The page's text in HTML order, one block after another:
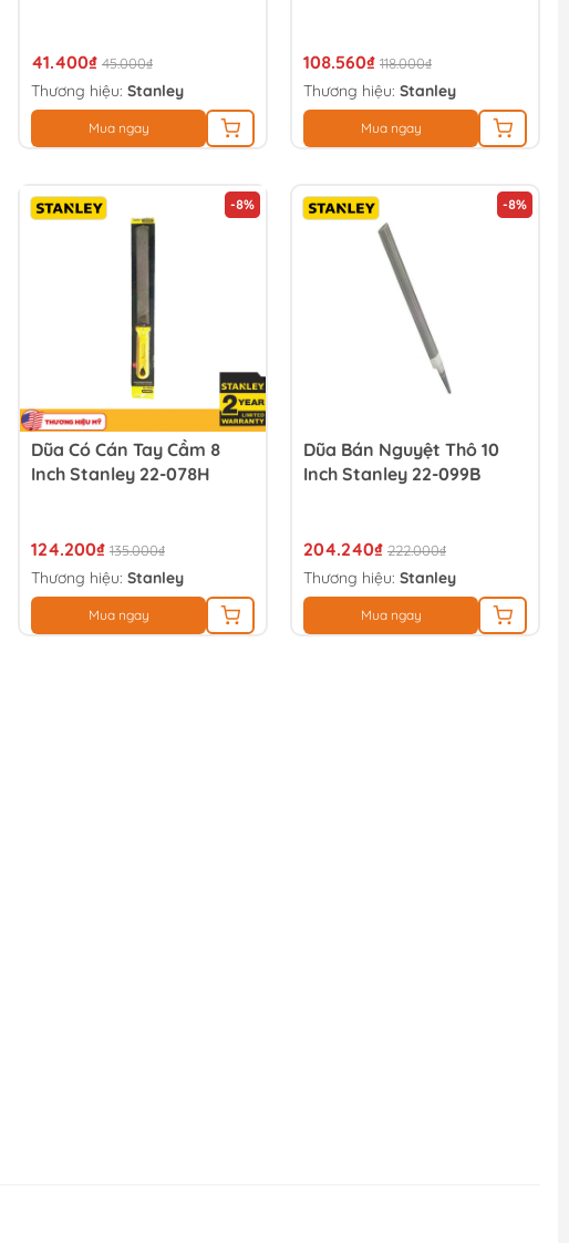
41.400₫ 45.000₫
Thương hiệu: Stanley
Mua ngay
108.560₫ 118.000₫
Thương hiệu: Stanley
Mua ngay
-8%
Dũa Có Cán Tay Cầm 8
Inch Stanley 22-078H
124.200₫ 135.000₫
Thương hiệu: Stanley
Mua ngay
-8%
Dũa Bán Nguyệt Thô 10
Inch Stanley 22-099B
204.240₫ 222.000₫
Thương hiệu: Stanley
Mua ngay